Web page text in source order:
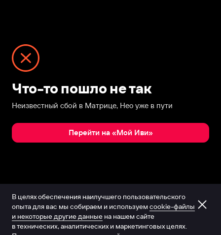
Что-то пошло не так
Неизвестный сбой в Матрице, Нео уже в пути
Перейти на «Мой Иви»
В целях обеспечения наилучшего пользовательского
опыта для вас мы собираем и используем cookie-файлы
и некоторые другие данные на нашем сайте
в технических, аналитических и маркетинговых целях.